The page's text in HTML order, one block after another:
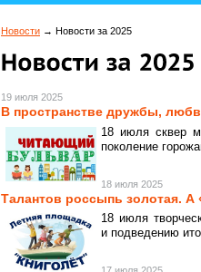
Новости → Новости за 2025
19 июля 2025
В пространстве дружбы,
18 июля сквер
поколение
18 июля 2025
Талантов россыпь золотая. А
18 июля
и подведению